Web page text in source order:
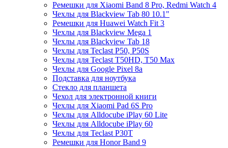
Ремешки для Xiaomi Band 8 Pro, Redmi Watch 4
Чехлы для Blackview Tab 80 10.1"
Ремешки для Huawei Watch Fit 3
Чехлы для Blackview Mega 1
Чехлы для Blackview Tab 18
Чехлы для Teclast P50, P50S
Чехлы для Teclast T50HD, T50 Max
Чехлы для Google Pixel 8a
Подставка для ноутбука
Стекло для планшета
Чехол для электронной книги
Чехлы для Xiaomi Pad 6S Pro
Чехлы для Alldocube iPlay 60 Lite
Чехлы для Alldocube iPlay 60
Чехлы для Teclast P30T
Ремешки для Honor Band 9